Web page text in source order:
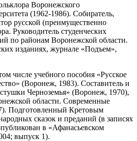
Воронежского
(1962-1986). Собиратель,
русской (преимущественно
Руководитель студенческих
по районам Воронежской области.
изданиях, журнале «Подъем»,
числе учебного пособия «Русское
(Воронеж, 1983). Составитель и
Черноземья» (Воронеж, 1970),
области. Современные
Подготовленный Кретовым
сказок и преданий (в записях
в «Афанасьевском
выпуск 1).